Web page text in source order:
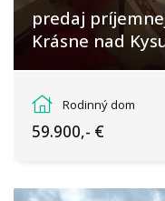
predaj
Krásne nad
Rodinný dom
59.900,- €